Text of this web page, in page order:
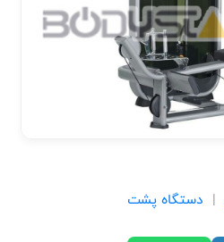
| دستگاه پشت